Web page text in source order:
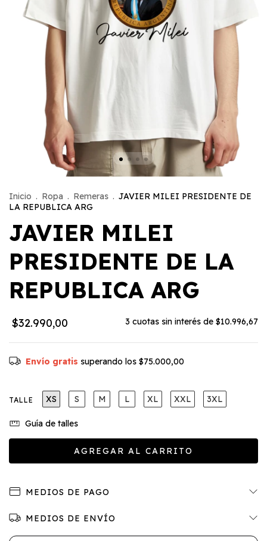
Inicio . Ropa . Remeras . JAVIER MILEI PRESIDENTE DE
LA REPUBLICA ARG
JAVIER MILEI
PRESIDENTE DE LA
REPUBLICA ARG
$32.990,00 3 cuotas sin interés de $10.996,67
Envío gratis superando los $75.000,00
TALLE XS S M L XL XXL 3XL
Guía de talles
MEDIOS DE PAGO
MEDIOS DE ENVÍO